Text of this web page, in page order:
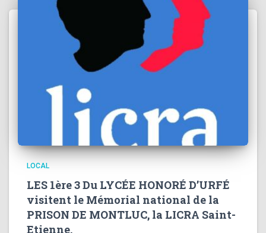
LOCAL
LES 1ère 3 Du LYCÉE HONORÉ D’URFÉ
visitent le Mémorial national de la
PRISON DE MONTLUC, la LICRA Saint-
Etienne.